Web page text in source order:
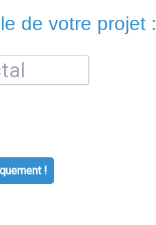
de votre projet :
!